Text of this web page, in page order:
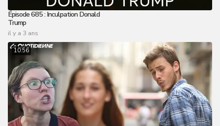
Épisode 685 : Inculpation Donald
Trump
il y a 3 ans
10:56